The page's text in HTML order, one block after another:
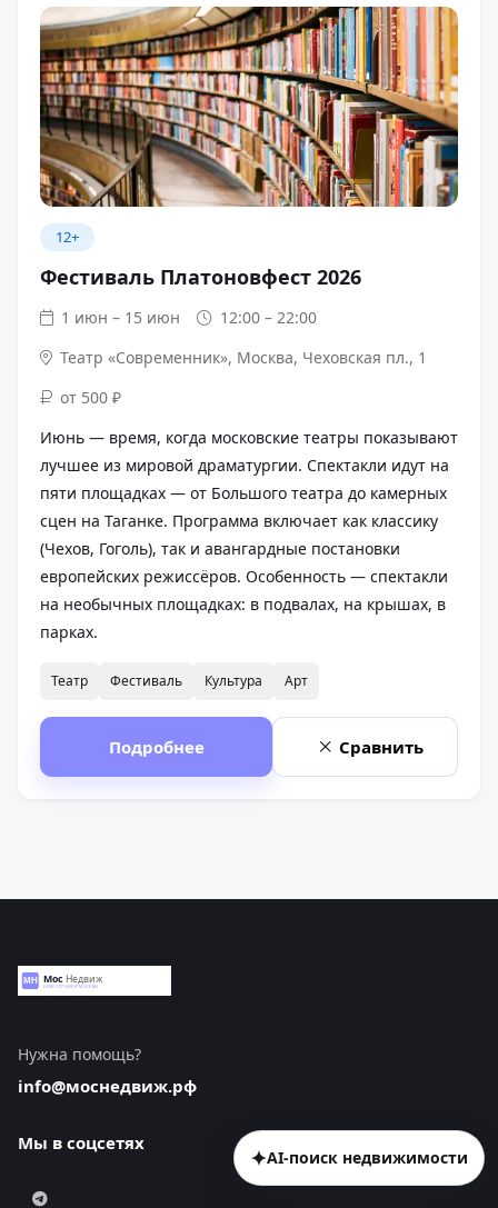
12+
Фестиваль Платоновфест 2026
1 июн – 15 июн
12:00 – 22:00
Театр «Современник», Москва, Чеховская пл., 1
от 500 ₽
Июнь — время, когда московские театры показывают
лучшее из мировой драматургии. Спектакли идут на
пяти площадках — от Большого театра до камерных
сцен на Таганке. Программа включает как классику
(Чехов, Гоголь), так и авангардные постановки
европейских режиссёров. Особенность — спектакли
на необычных площадках: в подвалах, на крышах, в
парках.
Театр Фестиваль Культура Арт
Подробнее Сравнить
Нужна помощь?
info@моснедвиж.рф
Мы в соцсетях
✦AI-поиск недвижимости